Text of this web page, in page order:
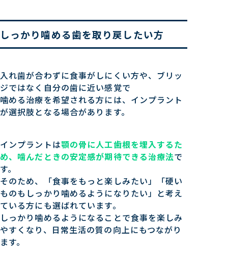
しっかり噛める歯を取り戻したい方
入れ歯が合わずに食事がしにくい方や、ブリッ
ジではなく自分の歯に近い感覚で
噛める治療を希望される方には、インプラント
が選択肢となる場合があります。
インプラントは顎の骨に人工歯根を埋入するた
め、噛んだときの安定感が期待できる治療法で
す。
そのため、「食事をもっと楽しみたい」「硬い
ものもしっかり噛めるようになりたい」と考え
ている方にも選ばれています。
しっかり噛めるようになることで食事を楽しみ
やすくなり、日常生活の質の向上にもつながり
ます。